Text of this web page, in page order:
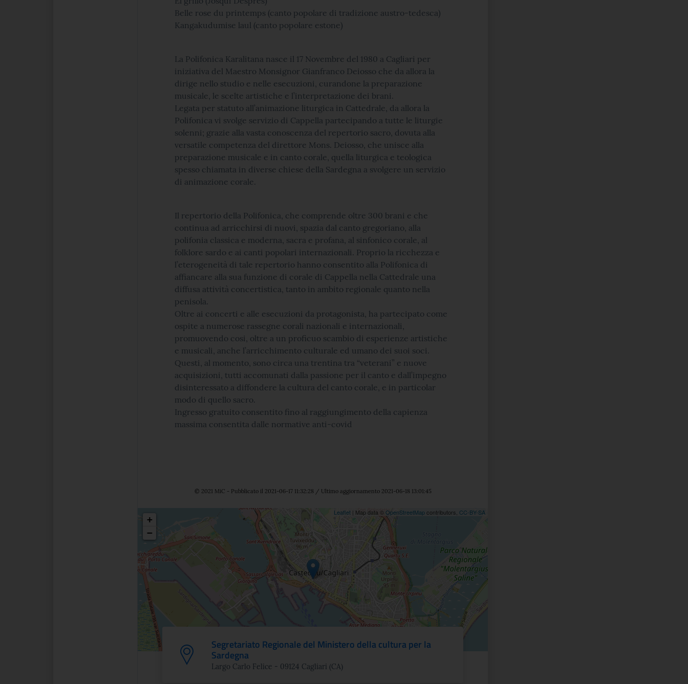
Belle rose du printemps (canto popolare di tradizione austro-tedesca)
Kangakudumise laul (canto popolare estone)
La Polifonica Karalitana nasce il 17 Novembre del 1980 a Cagliari per
iniziativa del Maestro Monsignor Gianfranco Deiosso che da allora la
dirige nello studio e nelle esecuzioni, curandone la preparazione
musicale, le scelte artistiche e l’interpretazione dei brani.
Legata per statuto all’animazione liturgica in Cattedrale, da allora la
Polifonica vi svolge servizio di Cappella partecipando a tutte le liturgie
solenni; grazie alla vasta conoscenza del repertorio sacro, dovuta alla
versatile competenza del direttore Mons. Deiosso, che unisce alla
preparazione musicale e in canto corale, quella liturgica e teologica
spesso chiamata in diverse chiese della Sardegna a svolgere un servizio
di animazione corale.
Il repertorio della Polifonica, che comprende oltre 300 brani e che
continua ad arricchirsi di nuovi, spazia dal canto gregoriano, alla
polifonia classica e moderna, sacra e profana, al sinfonico corale, al
folklore sardo e ai canti popolari internazionali. Proprio la ricchezza e
l’eterogeneità di tale repertorio hanno consentito alla Polifonica di
affiancare alla sua funzione di corale di Cappella nella Cattedrale una
diffusa attività concertistica, tanto in ambito regionale quanto nella
penisola.
Oltre ai concerti e alle esecuzioni da protagonista, ha partecipato come
ospite a numerose rassegne corali nazionali e internazionali,
promuovendo cosi, oltre a un proficuo scambio di esperienze artistiche
e musicali, anche l’arricchimento culturale ed umano dei suoi soci.
Questi, al momento, sono circa una trentina tra “veterani” e nuove
acquisizioni, tutti accomunati dalla passione per il canto e dall’impegno
disinteressato a diffondere la cultura del canto corale, e in particolar
modo di quello sacro.
Ingresso gratuito consentito fino al raggiungimento della capienza
massima consentita dalle normative anti-covid
© 2021 MiC - Pubblicato il 2021-06-17 11:32:28 / Ultimo aggiornamento 2021-06-18 13:01:45
Posizione
+
−
Leaflet | Map data ©OpenStreetMap contributors, CC-BY-SA
Segretariato Regionale del Ministero della cultura per la
Sardegna
Largo Carlo Felice - 09124 Cagliari (CA)